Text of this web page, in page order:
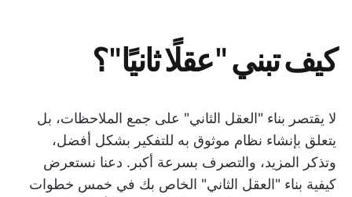
كيف تبني "عقلًا ثانيًا"؟
لا يقتصر بناء "العقل الثاني" على جمع الملاحظات، بل
يتعلق بإنشاء نظام موثوق به للتفكير بشكل أفضل،
وتذكر المزيد، والتصرف بسرعة أكبر. دعنا نستعرض
كيفية بناء "العقل الثاني" الخاص بك في خمس خطوات